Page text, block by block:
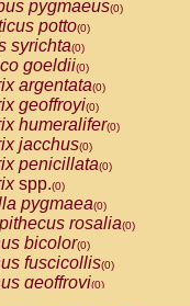
pygmaeus(0)
potto(0)
syrichta(0)
goeldii(0)
argentata(0)
geoffroyi(0)
humeralifer(0)
jacchus(0)
penicillata(0)
spp.(0)
pygmaea(0)
rosalia(0)
bicolor(0)
fuscicollis(0)
geoffroyi(0)